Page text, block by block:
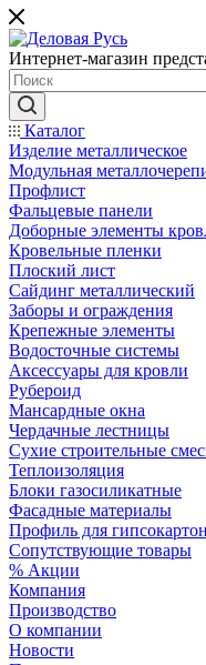
Интернет-магазин
Каталог
Изделие металлическое
Модульная
Профлист
Фальцевые панели
Доборные элементы
Кровельные пленки
Плоский лист
Сайдинг металлический
Заборы и ограждения
Крепежные элементы
Водосточные системы
Аксессуары для кровли
Рубероид
Мансардные окна
Чердачные лестницы
Сухие строительные
Теплоизоляция
Блоки газосиликатные
Фасадные материалы
Профиль для
Сопутствующие товары
% Акции
Компания
Производство
О компании
Новости